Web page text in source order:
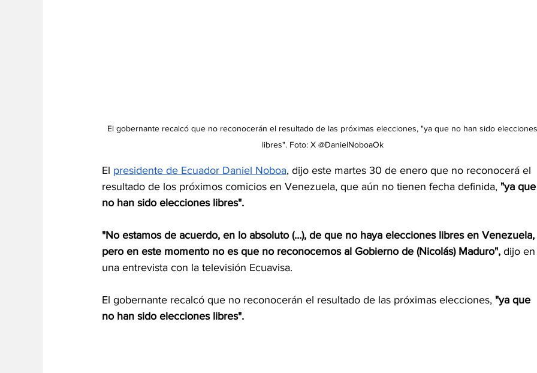
El gobernante recalcó que no reconocerán el resultado de las próximas elecciones, "ya que no han sido elecciones
libres". Foto: X @DanielNoboaOk
El presidente de Ecuador Daniel Noboa, dijo este martes 30 de enero que no reconocerá el
resultado de los próximos comicios en Venezuela, que aún no tienen fecha definida, "ya que
no han sido elecciones libres".
"No estamos de acuerdo, en lo absoluto (…), de que no haya elecciones libres en Venezuela,
pero en este momento no es que no reconocemos al Gobierno de (Nicolás) Maduro", dijo en
una entrevista con la televisión Ecuavisa.
El gobernante recalcó que no reconocerán el resultado de las próximas elecciones, "ya que
no han sido elecciones libres".